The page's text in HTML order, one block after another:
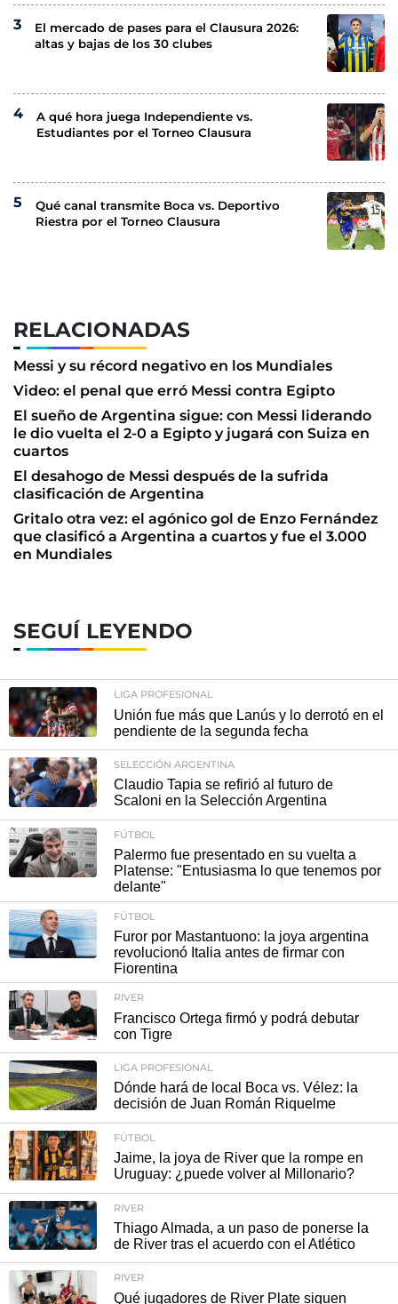
RELACIONADAS
Messi y su récord negativo en los Mundiales
Video: el penal que erró Messi contra Egipto
El sueño de Argentina sigue: con Messi liderando
le dio vuelta el 2-0 a Egipto y jugará con Suiza en
cuartos
El desahogo de Messi después de la sufrida
clasificación de Argentina
Gritalo otra vez: el agónico gol de Enzo Fernández
que clasificó a Argentina a cuartos y fue el 3.000
en Mundiales
El mercado de pases para el Clausura 2026:
altas y bajas de los 30 clubes
A qué hora juega Independiente vs.
Estudiantes por el Torneo Clausura
Qué canal transmite Boca vs. Deportivo
Riestra por el Torneo Clausura
SEGUÍ LEYENDO
LIGA PROFESIONAL
Unión fue más que Lanús y lo derrotó en el
pendiente de la segunda fecha
SELECCIÓN ARGENTINA
Claudio Tapia se refirió al futuro de
Scaloni en la Selección Argentina
FÚTBOL
Palermo fue presentado en su vuelta a
Platense: "Entusiasma lo que tenemos por
delante"
FÚTBOL
Furor por Mastantuono: la joya argentina
revolucionó Italia antes de firmar con
Fiorentina
RIVER
Francisco Ortega firmó y podrá debutar
con Tigre
LIGA PROFESIONAL
Dónde hará de local Boca vs. Vélez: la
decisión de Juan Román Riquelme
FÚTBOL
Jaime, la joya de River que la rompe en
Uruguay: ¿puede volver al Millonario?
RIVER
Thiago Almada, a un paso de ponerse la
de River tras el acuerdo con el Atlético
RIVER
Qué jugadores de River Plate siguen